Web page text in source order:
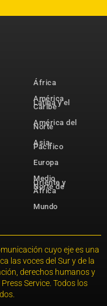
África
América
Latina y el
Caribe
América del
Norte
Asia-
Pacífico
Europa
Medio
Oriente y
Norte de
África
Mundo
cuyo eje es una
las voces del Sur y de la
derechos humanos y
Service. Todos los